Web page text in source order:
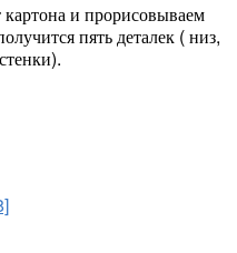
картона и прорисовываем
пять деталек ( низ,